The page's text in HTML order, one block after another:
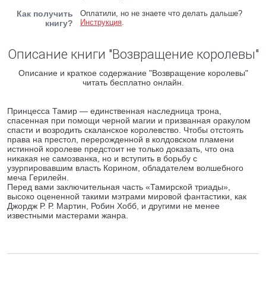
Как получить
книгу?
Оплатили, но не знаете что делать дальше?
Инструкция.
Описание книги "Возвращение королевы"
Описание и краткое содержание "Возвращение королевы"
читать бесплатно онлайн.
Принцесса Тамир — единственная наследница трона,
спасенная при помощи черной магии и призванная оракулом
спасти и возродить скаланское королевство. Чтобы отстоять
права на престол, перерожденной в колдовском пламени
истинной королеве предстоит не только доказать, что она
никакая не самозванка, но и вступить в борьбу с
узурпировавшим власть Корином, обладателем волшебного
меча Герилейн.
Перед вами заключительная часть «Тамирской триады»,
высоко оцененной такими мэтрами мировой фантастики, как
Джордж Р. Р. Мартин, Робин Хобб, и другими не менее
известными мастерами жанра.